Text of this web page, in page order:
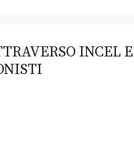
INCEL E